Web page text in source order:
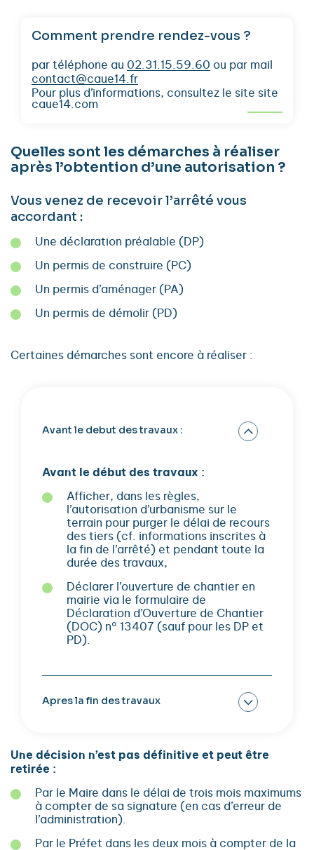
Comment prendre rendez-vous ?
par téléphone au 02.31.15.59.60 ou par mail
contact@caue14.fr
Pour plus d’informations, consultez le site site
caue14.com
Quelles sont les démarches à réaliser
après l’obtention d’une autorisation ?
Vous venez de recevoir l’arrêté vous
accordant :
Une déclaration préalable (DP)
Un permis de construire (PC)
Un permis d’aménager (PA)
Un permis de démolir (PD)
Certaines démarches sont encore à réaliser :
Avant le debut des travaux :
Avant le début des travaux :
Afficher, dans les règles,
l’autorisation d’urbanisme sur le
terrain pour purger le délai de recours
des tiers (cf. informations inscrites à
la fin de l’arrêté) et pendant toute la
durée des travaux,
Déclarer l’ouverture de chantier en
mairie via le formulaire de
Déclaration d’Ouverture de Chantier
(DOC) n° 13407 (sauf pour les DP et
PD).
Apres la fin des travaux
Une décision n’est pas définitive et peut être
retirée :
Par le Maire dans le délai de trois mois maximums
à compter de sa signature (en cas d’erreur de
l’administration).
Par le Préfet dans les deux mois à compter de la